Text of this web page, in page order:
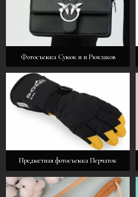
Фотосъемка Сумок и и Рюкзаков
Предметная фотосъемка Перчаток